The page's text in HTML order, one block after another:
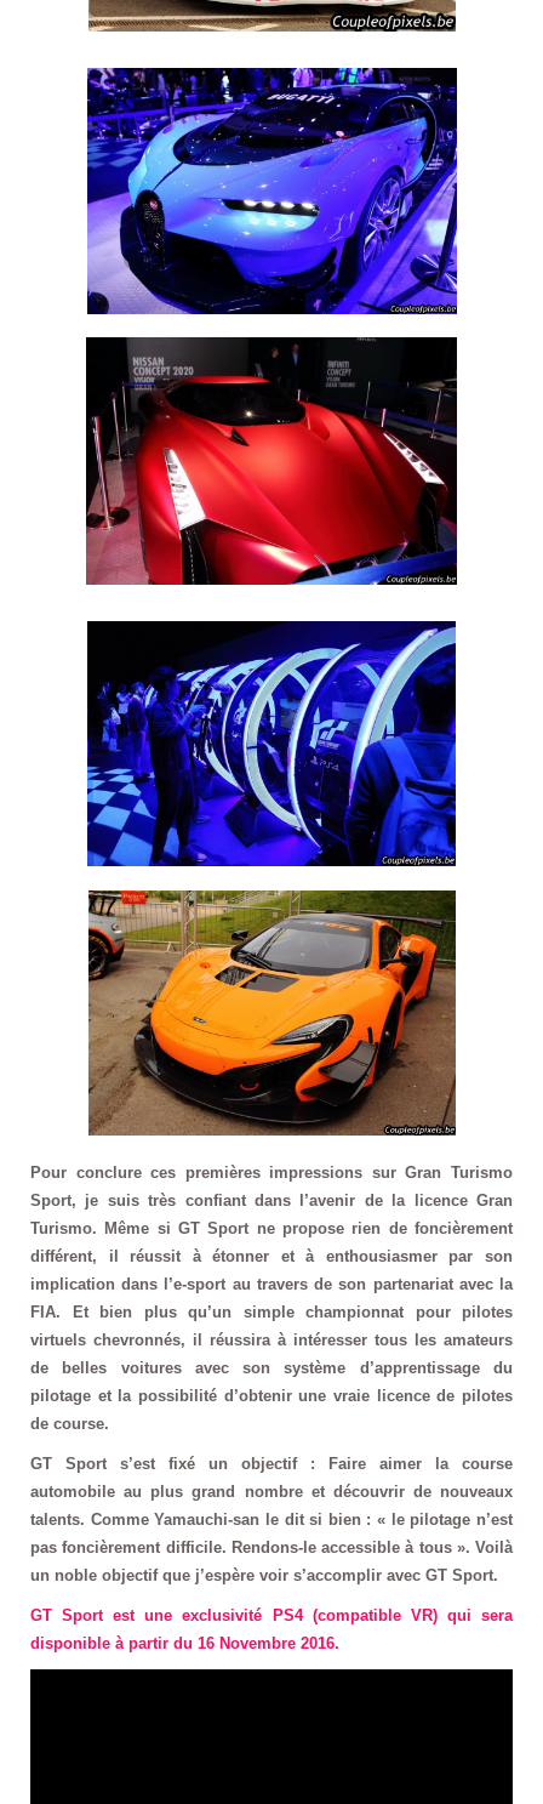
Pour conclure ces premières impressions sur Gran Turismo
Sport, je suis très confiant dans l’avenir de la licence Gran
Turismo. Même si GT Sport ne propose rien de foncièrement
différent, il réussit à étonner et à enthousiasmer par son
implication dans l’e-sport au travers de son partenariat avec la
FIA. Et bien plus qu’un simple championnat pour pilotes
virtuels chevronnés, il réussira à intéresser tous les amateurs
de belles voitures avec son système d’apprentissage du
pilotage et la possibilité d’obtenir une vraie licence de pilotes
de course.
GT Sport s’est fixé un objectif : Faire aimer la course
automobile au plus grand nombre et découvrir de nouveaux
talents. Comme Yamauchi-san le dit si bien : « le pilotage n’est
pas foncièrement difficile. Rendons-le accessible à tous ». Voilà
un noble objectif que j’espère voir s’accomplir avec GT Sport.
GT Sport est une exclusivité PS4 (compatible VR) qui sera
disponible à partir du 16 Novembre 2016.